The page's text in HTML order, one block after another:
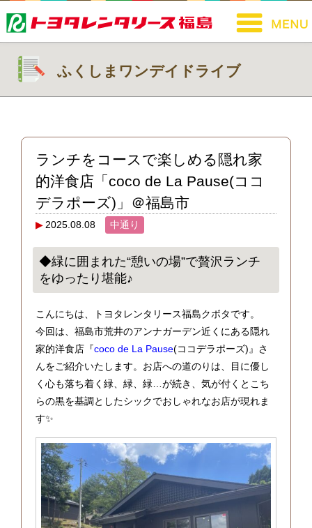
ふくしまワンデイドライブ
ランチをコースで楽しめる隠れ家
的洋食店「coco de La Pause(ココ
デラポーズ)」＠福島市
2025.08.08 中通り
◆緑に囲まれた“憩いの場”で贅沢ランチ
をゆったり堪能♪
こんにちは、トヨタレンタリース福島クボタです。
今回は、福島市荒井のアンナガーデン近くにある隠れ
家的洋食店『coco de La Pause(ココデラポーズ)』さ
んをご紹介いたします。お店への道のりは、目に優し
く心も落ち着く緑、緑、緑…が続き、気が付くとこち
らの黒を基調としたシックでおしゃれなお店が現れま
す✨